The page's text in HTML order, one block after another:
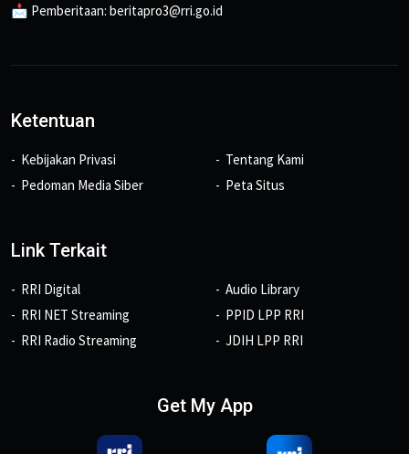
📩 Pemberitaan: beritapro3@rri.go.id
Ketentuan
Kebijakan Privasi
Pedoman Media Siber
Tentang Kami
Peta Situs
Link Terkait
RRI Digital
RRI NET Streaming
RRI Radio Streaming
Audio Library
PPID LPP RRI
JDIH LPP RRI
Get My App